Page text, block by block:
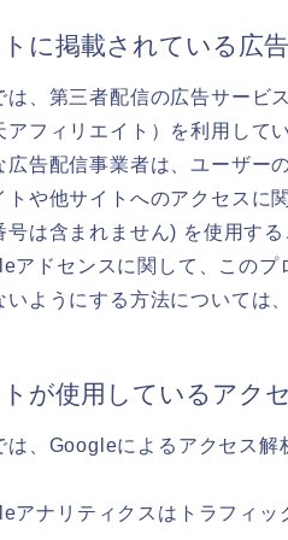
に掲載されている広
は、第三者配信の広告サー
アフィリエイト）を利用して
広告配信事業者は、ユーザー
トや他サイトへのアクセスに
号は含まれません) を使用す
アドセンスに関して、この
いようにする方法については
が使用しているアク
は、Googleによるアクセス
アナリティクスはトラフィ